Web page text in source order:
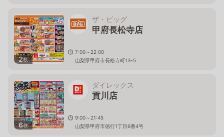
2枚
ザ・ビッグ
甲府長松寺店
7:00～22:00
山梨県甲府市長松寺町13-5
6枚
ダイレックス
貢川店
9:00～21:45
山梨県甲府市徳行1丁目6番4号